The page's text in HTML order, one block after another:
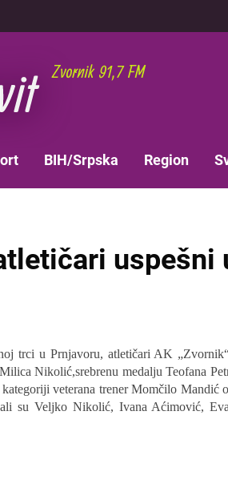
BIH/Srpska Region
uspešni
trci u Prnjavoru, atletičari AK
Nikolić,srebrenu medalju Teofana
veterana trener Momčilo Mandić
su Veljko Nikolić, Ivana Aćimović,